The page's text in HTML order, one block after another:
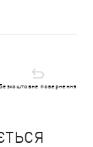
Безкоштовне повернення